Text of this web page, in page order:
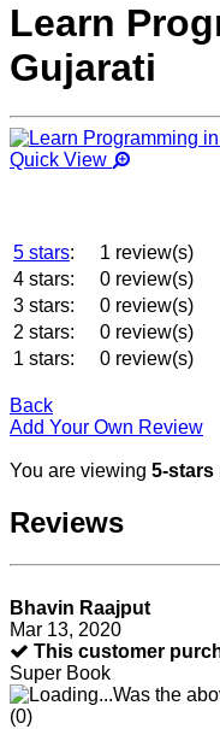
Learn
Gujarati
Quick View
5 stars:
1 review(s)
4 stars:
0 review(s)
3 stars:
0 review(s)
2 stars:
0 review(s)
1 stars:
0 review(s)
Back
Add Your Own Review
You are viewing 5-stars
Reviews
Bhavin Raajput
Mar 13, 2020
This customer
Super Book
Was the
(0)